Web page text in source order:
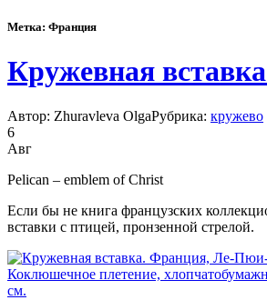
Метка: Франция
Кружевная
Автор: Zhuravleva OlgaРубрика: кружево
6
Авг
Pelican ­– emblem of Christ
Если бы не книга французских
вставки с птицей, пронзенной стрелой.